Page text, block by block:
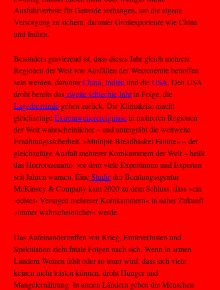
Ausfuhrverbote für Getreide verhangen, um die eigene
Versorgung zu sichern, darunter Großexporteure wie China
und Indien.
Besonders gravierend ist, dass dieses Jahr gleich mehrere
Regionen der Welt von Ausfällen der Weizenernte betroffen
sein werden, darunterChina, Indienund dieUSA. Den USA
droht bereits daszweite schlechte Jahrin Folge, die
Lagerbestände gehen zurück. Die Klimakrise macht
gleichzeitigeExtremwetterereignissein mehreren Regionen
der Welt wahrscheinlicher – und untergräbt die weltweite
Ernährungssicherheit. »Multiple Breadbasket Failure« – der
gleichzeitige Ausfall mehrerer Kornkammern der Welt – heißt
das Horrorszenario, vor dem viele Expertinnen und Experten
seit Jahren warnen. EineStudieder Beratungsagentur
McKinsey & Company kam 2020 zu dem Schluss, dass »ein
›echtes‹ Versagen mehrerer Kornkammern« in naher Zukunft
»immer wahrscheinlicher« werde.
Das Aufeinandertreffen von Krieg, Ernteverlusten und
Spekulation zieht fatale Folgen nach sich. Wenn in armen
Ländern Weizen fehlt oder so teuer wird, dass sich viele
keinen mehr leisten können, droht Hunger und
Mangelernährung. In armen Ländern geben die Menschen